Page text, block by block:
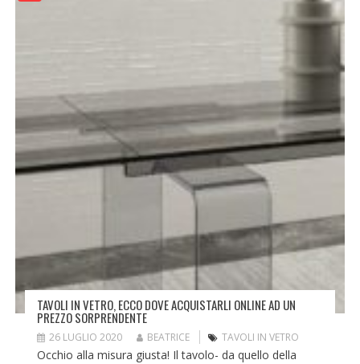
TAVOLI IN VETRO, ECCO DOVE ACQUISTARLI ONLINE AD UN
PREZZO SORPRENDENTE
26 LUGLIO 2020 BEATRICE TAVOLI IN VETRO
Occhio alla misura giusta! Il tavolo- da quello della